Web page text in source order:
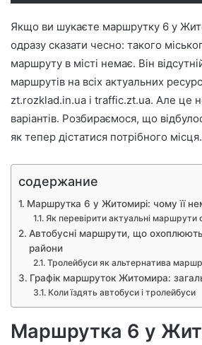
Якщо ви шукаєте маршрутку 6 у
одразу сказати чесно: такого
маршруту в місті немає. Він
маршрутів на всіх актуальних
zt.rozklad.in.ua і traffic.zt.ua. Але це
варіантів. Розбираємося, що
як тепер дістатися потрібного місця.
содержание
Маршрутка 6 у Житомирі: чому її
Як перевірити актуальні маршрути
Автобусні маршрути, що охоплюють
райони
Тролейбуси як альтернатива
Графік маршруток Житомира:
Коли їздять автобуси і тролейбуси
Маршрутка 6 у